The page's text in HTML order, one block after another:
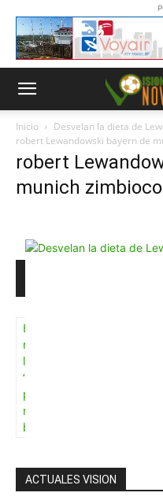
Inicio
Desvelan la dieta de
robert Lewandowski bayern de
robert
munich
Envíanos un
mensaje con
la palabra
“Suscripción”
para recibir
nuestro
boletín
ACTUALES VISION